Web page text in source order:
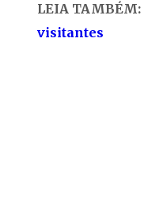
LEIA TAMBÉM:
visitantes